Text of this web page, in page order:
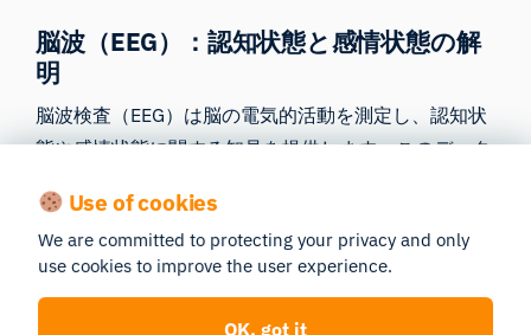
脳波（EEG）：認知状態と感情状態の解
明
脳波検査（EEG） は脳の電気的活動を測定し、認知状
態や感情状態に関する知見を提供します。このデータ
えるかを理解する上で、極めて貴重なものです。
ストレスとリラクゼーション：ストレスやリラ
クゼーションに関連する脳波パターンを特定し
ます。これらのパターンを分析することで、設
Use of cookies
We are committed to protecting your privacy and only
use cookies to improve the user experience.
OK, got it